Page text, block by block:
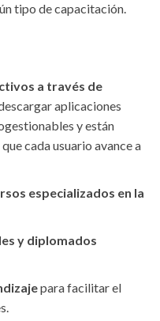
tipo de capacitación.
a través de
aplicaciones
y están
cada usuario avance a
especializados en la
y diplomados
para facilitar el